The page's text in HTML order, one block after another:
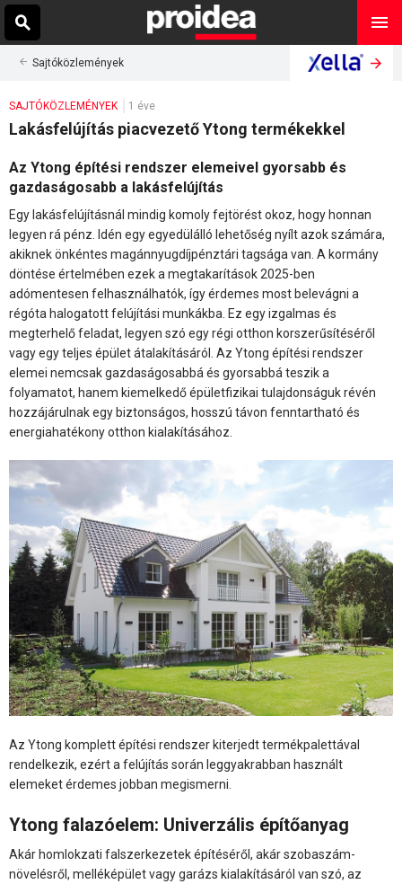
Sajtóközlemények
SAJTÓKÖZLEMÉNYEK 1 éve
Lakásfelújítás piacvezető Ytong termékekkel
Az Ytong építési rendszer elemeivel gyorsabb és
gazdaságosabb a lakásfelújítás
Egy lakásfelújításnál mindig komoly fejtörést okoz, hogy honnan
legyen rá pénz. Idén egy egyedülálló lehetőség nyílt azok számára,
akiknek önkéntes magánnyugdíjpénztári tagsága van. A kormány
döntése értelmében ezek a megtakarítások 2025-ben
adómentesen felhasználhatók, így érdemes most belevágni a
régóta halogatott felújítási munkákba. Ez egy izgalmas és
megterhelő feladat, legyen szó egy régi otthon korszerűsítéséről
vagy egy teljes épület átalakításáról. Az Ytong építési rendszer
elemei nemcsak gazdaságosabbá és gyorsabbá teszik a
folyamatot, hanem kiemelkedő épületfizikai tulajdonságuk révén
hozzájárulnak egy biztonságos, hosszú távon fenntartható és
energiahatékony otthon kialakításához.
Az Ytong komplett építési rendszer kiterjedt termékpalettával
rendelkezik, ezért a felújítás során leggyakrabban használt
elemeket érdemes jobban megismerni.
Ytong falazóelem: Univerzális építőanyag
Akár homlokzati falszerkezetek építéséről, akár szobaszám-
növelésről, melléképület vagy garázs kialakításáról van szó, az